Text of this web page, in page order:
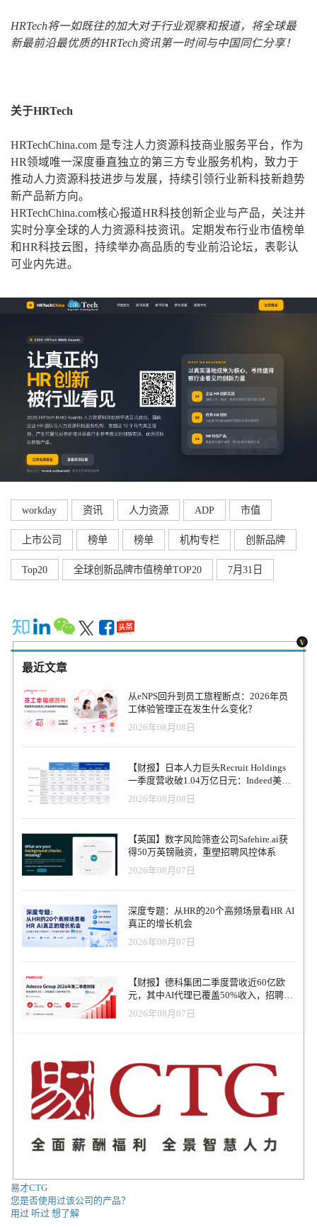
HRTech将一如既往的加大对于行业观察和报道，将全球最
新最前沿最优质的HRTech资讯第一时间与中国同仁分享！
关于HRTech
HRTechChina.com 是专注人力资源科技商业服务平台，作为
HR领域唯一深度垂直独立的第三方专业服务机构，致力于
推动人力资源科技进步与发展，持续引领行业新科技新趋势
新产品新方向。
HRTechChina.com核心报道HR科技创新企业与产品，关注并
实时分享全球的人力资源科技资讯。定期发布行业市值榜单
和HR科技云图，持续举办高品质的专业前沿论坛，表彰认
可业内先进。
workday 资讯 人力资源 ADP 市值
上市公司 榜单 榜单 机构专栏 创新品牌
Top20 全球创新品牌市值榜单TOP20 7月31日
最近文章
从eNPS回升到员工旅程断点：2026年员
工体验管理正在发生什么变化？
2026年08月08日
【财报】日本人力巨头Recruit Holdings
一季度营收破1.04万亿日元：Indeed美国
收入逆势增长30%，AI招聘推动利润率升
至47.4%
2026年08月08日
【英国】数字风险筛查公司Safehire.ai获
得50万英镑融资，重塑招聘风控体系
2026年08月07日
深度专题：从HR的20个高频场景看HR AI
真正的增长机会
2026年08月07日
【财报】德科集团二季度营收近60亿欧
元，其中AI代理已覆盖50%收入，招聘服
务进入运营重构阶段
2026年08月07日
易才CTG
您是否使用过该公司的产品？
用过 听过 想了解